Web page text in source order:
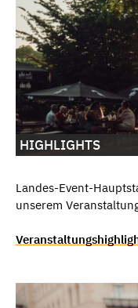
HIGHLIGHTS
Landes-Event-
unserem